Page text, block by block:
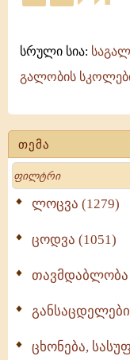
თემა
Search
ლოცვა (1279)
ცოდვა (1051)
თავმდაბლობა
განსაცდელები
ცხონება,
სრული სია:
გალობის